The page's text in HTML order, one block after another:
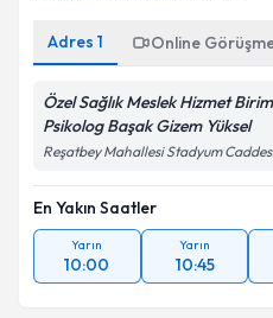
Adres 1 Online
Özel Sağlık Meslek Hizmet
Psikolog Başak Gizem Yüksel
Reşatbey Mahallesi Stadyum
En Yakın Saatler
Yarın
10:00
Yarın
10:45